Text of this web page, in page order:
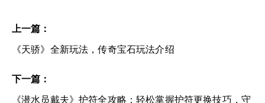
上一篇：
《天骄》全新玩法，传奇宝石玩法介绍
下一篇：
《潜水员戴夫》护符全攻略：轻松掌握护符更换技巧，守